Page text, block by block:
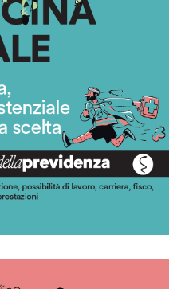
in pdf